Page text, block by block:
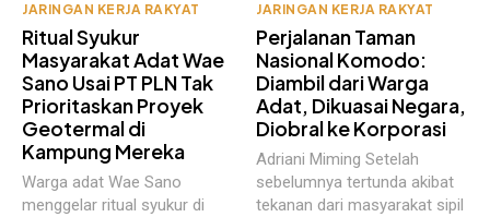
JARINGAN KERJA RAKYAT
Ritual Syukur
Masyarakat Adat Wae
Sano Usai PT PLN Tak
Prioritaskan Proyek
Geotermal di
Kampung Mereka
Warga adat Wae Sano
menggelar ritual syukur di
JARINGAN KERJA RAKYAT
Perjalanan Taman
Nasional Komodo:
Diambil dari Warga
Adat, Dikuasai Negara,
Diobral ke Korporasi
Adriani Miming Setelah
sebelumnya tertunda akibat
tekanan dari masyarakat sipil